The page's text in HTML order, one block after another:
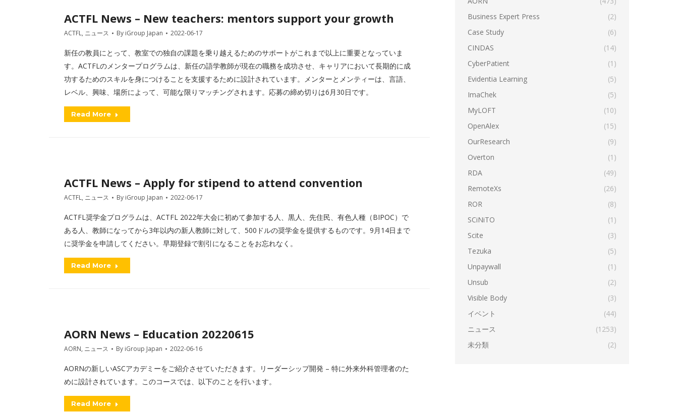
ACTFL News – New teachers: mentors support your growth
ACTFL, ニュース By iGroup Japan 2022-06-17
新任の教員にとって、教室での独自の課題を乗り越えるためのサポートがこれまで以上に重要となっていま
す。ACTFLのメンタープログラムは、新任の語学教師が現在の職務を成功させ、キャリアにおいて長期的に成
功するためのスキルを身につけることを支援するために設計されています。メンターとメンティーは、言語、
レベル、興味、場所によって、可能な限りマッチングされます。応募の締め切りは6月30日です。
Read More
ACTFL News – Apply for stipend to attend convention
ACTFL, ニュース By iGroup Japan 2022-06-17
ACTFL奨学金プログラムは、ACTFL 2022年大会に初めて参加する人、黒人、先住民、有色人種（BIPOC）で
ある人、教師になってから3年以内の新人教師に対して、500ドルの奨学金を提供するものです。9月14日まで
に奨学金を申請してください。早期登録で割引になることをお忘れなく。
Read More
AORN News – Education 20220615
AORN, ニュース By iGroup Japan 2022-06-16
AORNの新しいASCアカデミーをご紹介させていただきます。リーダーシップ開発 – 特に外来外科管理者のた
めに設計されています。このコースでは、以下のことを行います。
Read More
Business Expert Press
(2)
Case Study
(6)
CINDAS
(14)
CyberPatient
(1)
Evidentia Learning
(5)
ImaChek
(5)
MyLOFT
(10)
OpenAlex
(15)
OurResearch
(9)
Overton
(1)
RDA
(49)
RemoteXs
(26)
ROR
(8)
SCiNiTO
(1)
Scite
(3)
Tezuka
(5)
Unpaywall
(1)
Unsub
(2)
Visible Body
(3)
イベント
(44)
ニュース
(1253)
未分類
(2)